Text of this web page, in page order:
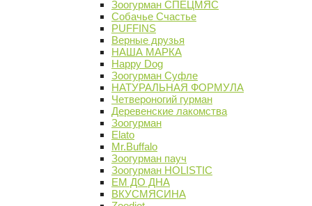
Зоогурман СПЕЦМЯС
Собачье Счастье
PUFFINS
Верные друзья
НАША МАРКА
Happy Dog
Зоогурман Суфле
НАТУРАЛЬНАЯ ФОРМУЛА
Четвероногий гурман
Деревенские лакомства
Зоогурман
Elato
Mr.Buffalo
Зоогурман пауч
Зоогурман HOLISTIC
ЕМ ДО ДНА
ВКУСМЯСИНА